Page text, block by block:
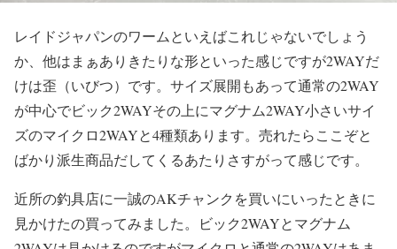
レイドジャパンのワームといえばこれじゃないでしょう
か、他はまぁありきたりな形といった感じですが2WAYだ
けは歪（いびつ）です。サイズ展開もあって通常の2WAY
が中心でビック2WAYその上にマグナム2WAY小さいサイ
ズのマイクロ2WAYと4種類あります。売れたらここぞと
ばかり派生商品だしてくるあたりさすがって感じです。
近所の釣具店に一誠のAKチャンクを買いにいったときに
見かけたの買ってみました。ビック2WAYとマグナム